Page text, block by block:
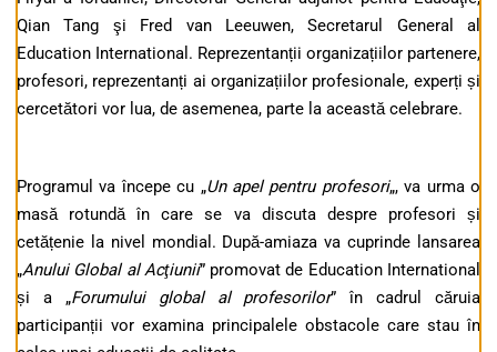
Qian Tang şi Fred van Leeuwen, Secretarul General al
Education International. Reprezentanții organizațiilor partenere,
profesori, reprezentanți ai organizațiilor profesionale, experți și
cercetători vor lua, de asemenea, parte la această celebrare.
Programul va începe cu „Un apel pentru profesori„, va urma o
masă rotundă în care se va discuta despre profesori și
cetățenie la nivel mondial. După-amiaza va cuprinde lansarea
„Anului Global al Acţiunii” promovat de Education International
și a „Forumului global al profesorilor” în cadrul căruia
participanții vor examina principalele obstacole care stau în